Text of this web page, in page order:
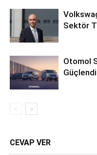
Sektör
Otomol
CEVAP VER